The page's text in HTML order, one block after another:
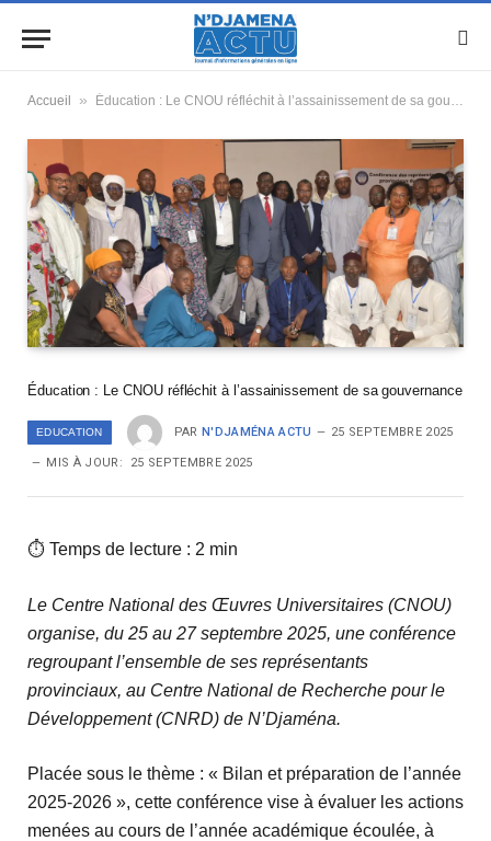
Accueil » Éducation : Le CNOU réfléchit à l’assainissement de sa gouvernance
Éducation : Le CNOU réfléchit à l’assainissement de sa gouvernance
EDUCATION PAR N'DJAMÉNA ACTU 25 SEPTEMBRE 2025
MIS À JOUR: 25 SEPTEMBRE 2025
⏱ Temps de lecture : 2 min
Le Centre National des Œuvres Universitaires (CNOU)
organise, du 25 au 27 septembre 2025, une conférence
regroupant l’ensemble de ses représentants
provinciaux, au Centre National de Recherche pour le
Développement (CNRD) de N’Djaména.
Placée sous le thème : « Bilan et préparation de l’année
2025-2026 », cette conférence vise à évaluer les actions
menées au cours de l’année académique écoulée, à